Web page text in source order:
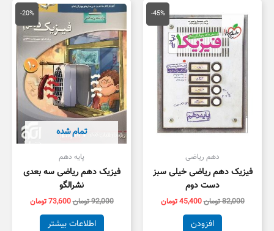
-45%
دهم ریاضی
فیزیک دهم ریاضی خیلی سبز
دست دوم
82,000تومان
اصلی
82,000 تومان
بود.
45,400تومان
قیمت
فعلی
افزودن
-20%
تمام شده
پایه دهم
فیزیک دهم ریاضی سه بعدی
نشرالگو
92,000تومان
قیمت
اصلی
92,000 تومان
بود.
73,600تومان
قیمت
فعلی
است.
اطلاعات بیشتر